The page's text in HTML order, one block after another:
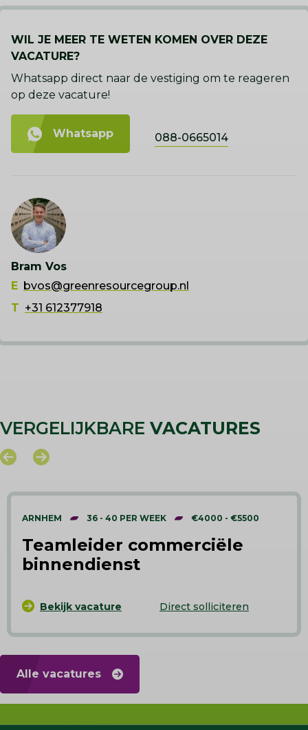
WIL JE MEER TE WETEN KOMEN OVER DEZE
VACATURE?
Whatsapp direct naar de vestiging om te reageren
op deze vacature!
Whatsapp 088-0665014
Bram Vos
E bvos@greenresourcegroup.nl
T +31 612377918
VERGELIJKBARE VACATURES
ARNHEM 36 - 40 PER WEEK €4000 - €5500
Teamleider commerciële
binnendienst
Bekijk vacature Direct solliciteren
Alle vacatures